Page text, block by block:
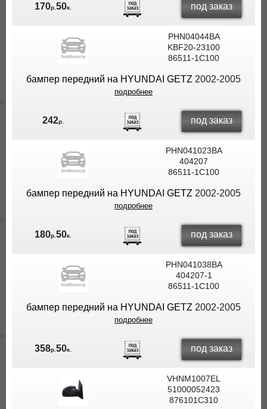
170р. 50к. под заказ
PHN04044BA
KBF20-23100
86511-1C100
бампер передний на HYUNDAI GETZ 2002-2005
подробнее
242р. под заказ
PHN041023BA
404207
86511-1C100
бампер передний на HYUNDAI GETZ 2002-2005
подробнее
180р. 50к. под заказ
PHN041038BA
404207-1
86511-1C100
бампер передний на HYUNDAI GETZ 2002-2005
подробнее
358р. 50к. под заказ
VHNM1007EL
51000052423
876101C310